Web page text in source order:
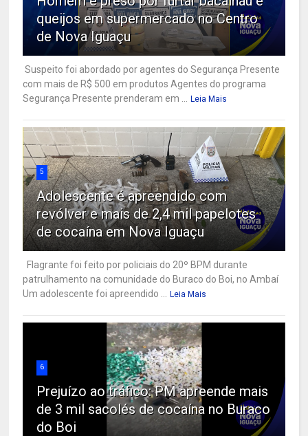
queijos em supermercado no Centro
de Nova Iguaçu
Suspeito foi abordado por agentes do Segurança Presente
com mais de R$ 500 em produtos Agentes do programa
Segurança Presente prenderam em ...
Leia Mais
5
Adolescente é apreendido com
revólver e mais de 2,4 mil papelotes
de cocaína em Nova Iguaçu
Flagrante foi feito por policiais do 20º BPM durante
patrulhamento na comunidade do Buraco do Boi, no Ambaí
Um adolescente foi apreendido ...
Leia Mais
6
Prejuízo ao tráfico: PM apreende mais
de 3 mil sacolés de cocaína no Buraco
do Boi